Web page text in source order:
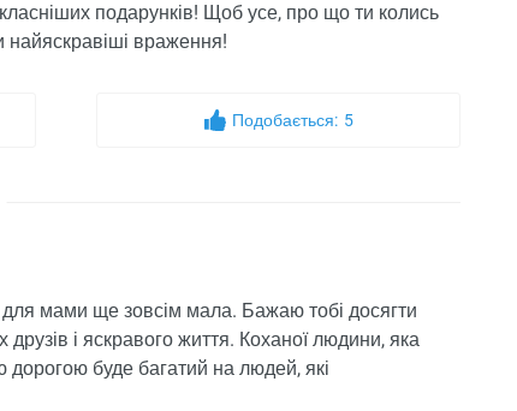
подарунків! Щоб усе, про що ти колись
найяскравіші враження!
Подобається: 5
для мами ще зовсім мала. Бажаю тобі досягти
і яскравого життя. Коханої людини, яка
буде багатий на людей, які